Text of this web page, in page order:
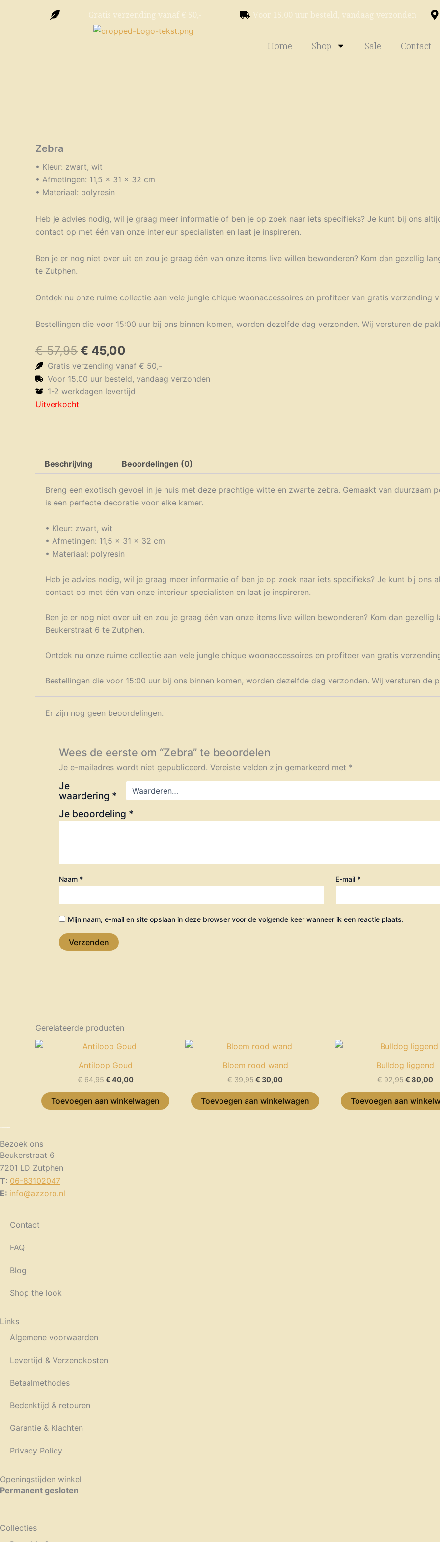
Gratis verzending vanaf € 50,- Voor 15.00 uur besteld, vandaag verzonden
Home Shop Sale Contact
Zebra
• Kleur: zwart, wit
• Afmetingen: 11,5 x 31 x 32 cm
• Materiaal: polyresin
Heb je advies nodig, wil je graag meer informatie of ben je op zoek naar iets specifieks? Je kunt bij ons
contact op met één van onze interieur specialisten en laat je inspireren.
Ben je er nog niet over uit en zou je graag één van onze items live willen bewonderen? Kom dan gezellig
te Zutphen.
Ontdek nu onze ruime collectie aan vele jungle chique woonaccessoires en profiteer van gratis verzending
Bestellingen die voor 15:00 uur bij ons binnen komen, worden dezelfde dag verzonden. Wij versturen de
€57,95 Oorspronkelijke
prijs
was:
€ 57,95.
€ 45,00
prijs
is:
€ 45,00.
Gratis verzending vanaf € 50,-
Voor 15.00 uur besteld, vandaag verzonden
1-2 werkdagen levertijd
Uitverkocht
Beschrijving Beoordelingen (0)
Breng een exotisch gevoel in je huis met deze prachtige witte en zwarte zebra. Gemaakt van duurzaam
is een perfecte decoratie voor elke kamer.
• Kleur: zwart, wit
• Afmetingen: 11,5 x 31 x 32 cm
• Materiaal: polyresin
Heb je advies nodig, wil je graag meer informatie of ben je op zoek naar iets specifieks? Je kunt bij ons
contact op met één van onze interieur specialisten en laat je inspireren.
Ben je er nog niet over uit en zou je graag één van onze items live willen bewonderen? Kom dan gezellig
Beukerstraat 6 te Zutphen.
Ontdek nu onze ruime collectie aan vele jungle chique woonaccessoires en profiteer van gratis
Bestellingen die voor 15:00 uur bij ons binnen komen, worden dezelfde dag verzonden. Wij versturen de
Er zijn nog geen beoordelingen.
Wees de eerste om “Zebra” te beoordelen
Je e-mailadres wordt niet gepubliceerd. Vereiste velden zijn gemarkeerd met *
Je
waardering *
Je beoordeling *
Naam * E-mail *
Mijn naam, e-mail en site opslaan in deze browser voor de volgende keer wanneer ik een reactie plaats.
Gerelateerde producten
Antiloop Goud
€64,95
Oorspronkelijke
prijs
was:
€ 64,95.
€ 40,00
Huidige
Toevoegen aan winkelwagen
Bloem rood wand
€39,95
Oorspronkelijke
was:
€ 39,95.
€ 30,00
Huidige
is:
€ 30,00.
Toevoegen aan winkelwagen
Bulldog liggend
€92,95
prijs
was:
€ 92,95.
€ 80,00
is:
€
Toevoegen aan
Bezoek ons
Beukerstraat 6
7201 LD Zutphen
T: 06-83102047
E: info@azzoro.nl
Contact
FAQ
Blog
Shop the look
Links
Algemene voorwaarden
Levertijd & Verzendkosten
Betaalmethodes
Bedenktijd & retouren
Garantie & Klachten
Privacy Policy
Openingstijden winkel
Permanent gesloten
Collecties